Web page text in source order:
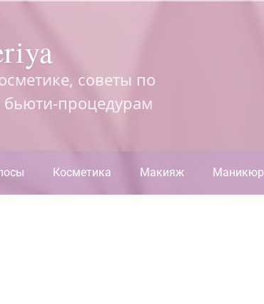
советы по
процедурам
Косметика Макияж Маникюр